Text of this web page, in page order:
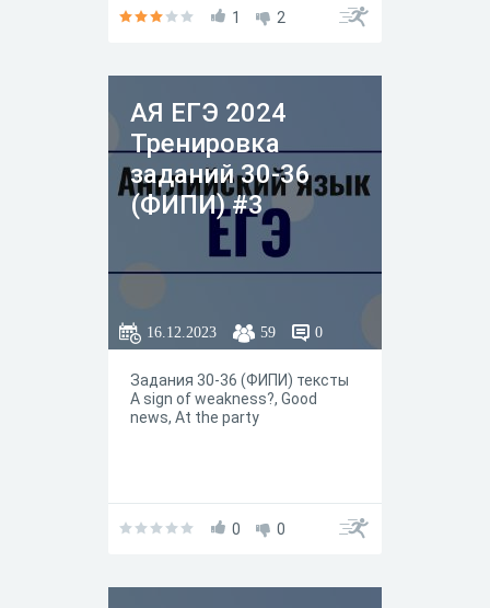
1 2
АЯ ЕГЭ 2024
Тренировка
заданий 30-36
(ФИПИ) #3
16.12.2023 59 0
Задания 30-36 (ФИПИ) тексты
A sign of weakness?, Good
news, At the party
0 0